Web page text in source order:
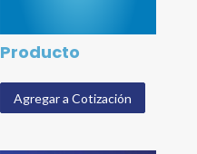
Producto
Agregar a Cotización